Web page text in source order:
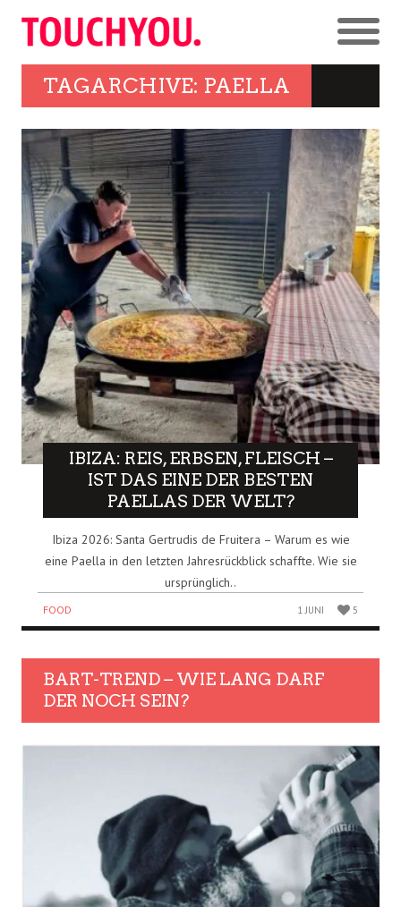
TAGARCHIVE: PAELLA
IBIZA: REIS, ERBSEN, FLEISCH –
IST DAS EINE DER BESTEN
PAELLAS DER WELT?
Ibiza 2026: Santa Gertrudis de Fruitera – Warum es wie
eine Paella in den letzten Jahresrückblick schaffte. Wie sie
ursprünglich..
FOOD 1 JUNI 5
BART-TREND – WIE LANG DARF
DER NOCH SEIN?